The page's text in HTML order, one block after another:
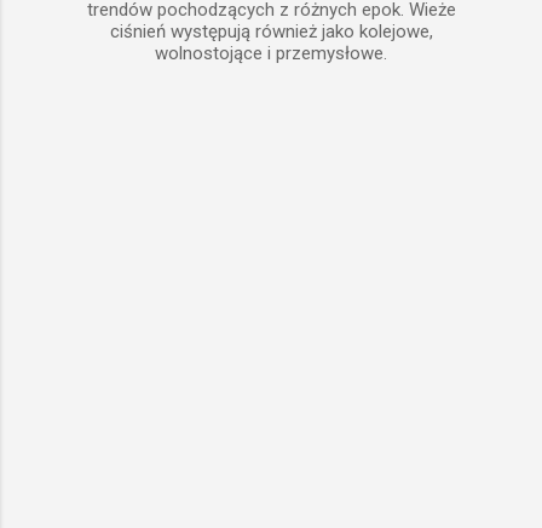
trendów pochodzących z różnych epok. Wieże
ciśnień występują również jako kolejowe,
wolnostojące i przemysłowe.